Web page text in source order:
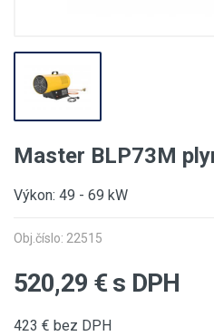
Master BLP73M
Výkon: 49 - 69 kW
Obj.číslo: 22515
520,29 € s DPH
423 € bez DPH